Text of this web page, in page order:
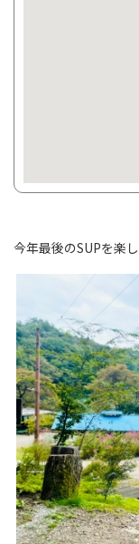
今年最後のSUPを楽